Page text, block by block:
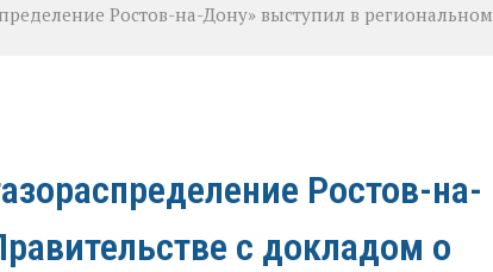
Ростов-на-Дону» выступил в региональном
Ростов-на-
с докладом о